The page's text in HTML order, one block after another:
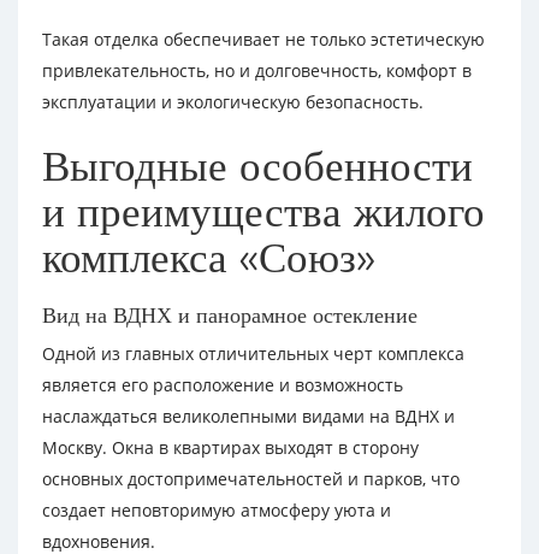
Такая отделка обеспечивает не только эстетическую
привлекательность, но и долговечность, комфорт в
эксплуатации и экологическую безопасность.
Выгодные особенности
и преимущества жилого
комплекса «Союз»
Вид на ВДНХ и панорамное остекление
Одной из главных отличительных черт комплекса
является его расположение и возможность
наслаждаться великолепными видами на ВДНХ и
Москву. Окна в квартирах выходят в сторону
основных достопримечательностей и парков, что
создает неповторимую атмосферу уюта и
вдохновения.